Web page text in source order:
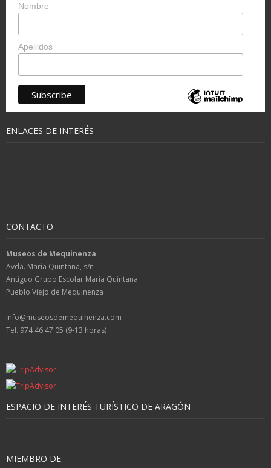
Nombre
Apellidos
ENLACES DE INTERÉS
CONTACTO
Museos de Mequinenza
Avda. María Quintana, s/n
Antiguo Grupo Escolar María Quintana
Pueblo Viejo de Mequinenza
info@museosdemequinenza.com
Tel. 974 46 47 05 (9-13 horas)
ESPACIO DE INTERÉS TURÍSTICO DE ARAGÓN
MIEMBRO DE